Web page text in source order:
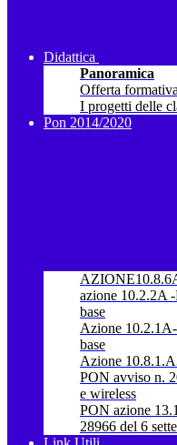
Didattica
Panoramica
Offerta formativa
I progetti delle
Pon 2014/2020
azione 10.2.2A
base
Azione
base
Azione
PON avviso n.
e wireless
PON azione
28966 del 6